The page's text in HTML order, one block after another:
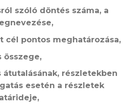
szóló döntés száma, a
cél pontos meghatározása,
összege,
átutalásának, részletekben
esetén a részletek